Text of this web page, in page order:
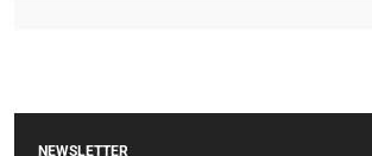
NEWSLETTER